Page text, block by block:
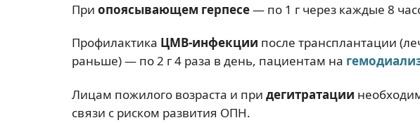
При опоясывающем герпесе— по 1 г через каждые 8
Профилактика ЦМВ-инфекции после трансплантации
раньше) — по 2 г 4 раза в день, пациентам на
Лицам пожилого возраста и при дегитратации
связи с риском развития ОПН.